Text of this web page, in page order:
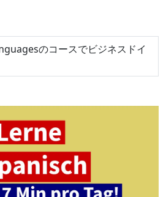
のコースでビジネスドイ